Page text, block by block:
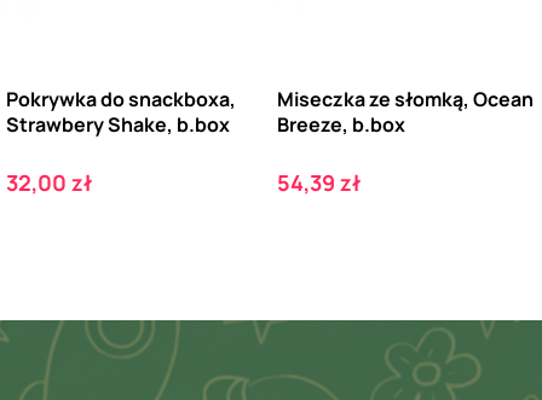
Pokrywka do snackboxa,
Strawbery Shake, b.box
Cena
32,00 zł
Miseczka ze słomką, Ocean
Breeze, b.box
Cena
54,39 zł